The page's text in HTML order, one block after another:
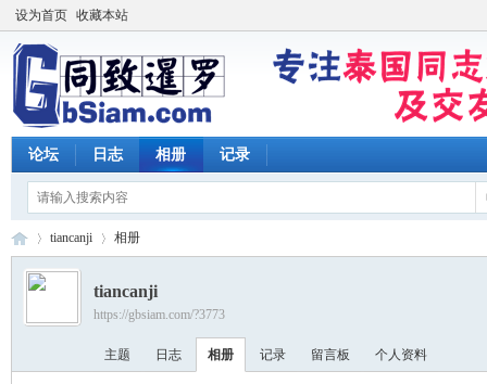
设为首页 收藏本站
论坛 日志 相册 记录
›
tiancanji 相册
tiancanji
https://gbsiam.com/?3773
主题 日志 相册 记录 留言板 个人资料